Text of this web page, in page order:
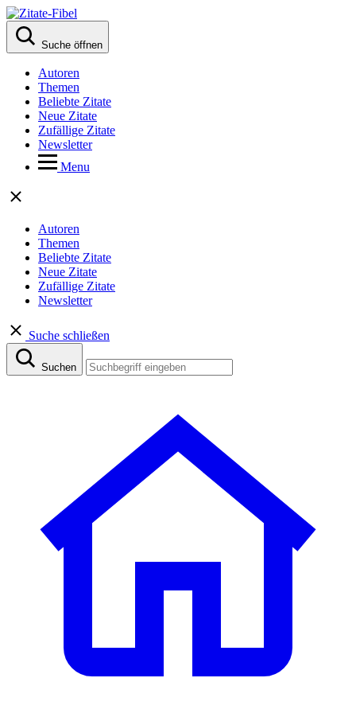
Suche öffnen
Autoren
Themen
Beliebte Zitate
Neue Zitate
Zufällige Zitate
Newsletter
Menu
Autoren
Themen
Beliebte Zitate
Neue Zitate
Zufällige Zitate
Newsletter
Suche schließen
Suchen